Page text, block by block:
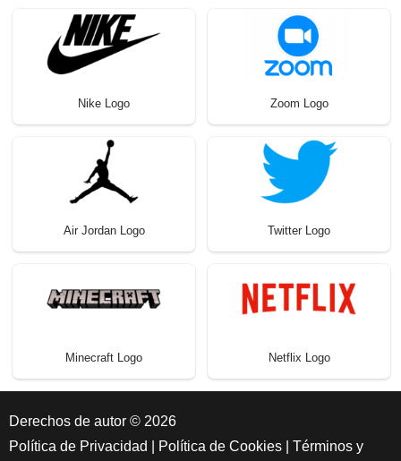
Nike Logo Zoom Logo
Air Jordan Logo Twitter Logo
Minecraft Logo Netflix Logo
Derechos de autor © 2026
Política de Privacidad
Política de Cookies Términos y